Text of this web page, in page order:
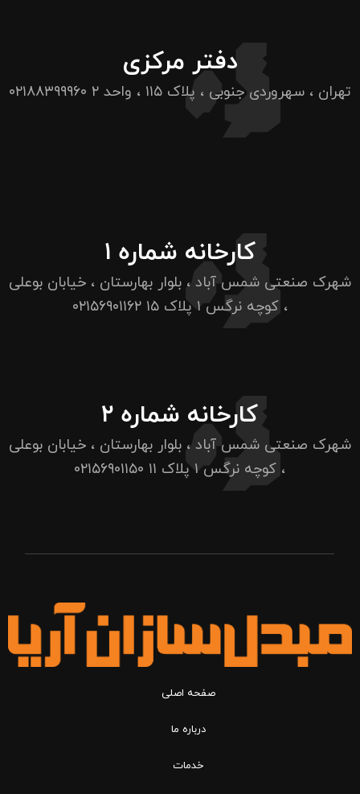
دفتر مرکزی
تهران ، سهروردی جنوبی ، پلاک ۱۱۵ ، واحد ۲
کارخانه شماره ۱
شهرک صنعتی شمس آباد ، بلوار بهارستان ، خیابان بوعلی
، کوچه نرگس ۱ پلاک ۱۵
۰۲۱۵۶۹۰۱۱۶۲
کارخانه شماره ۲
شهرک صنعتی شمس آباد ، بلوار بهارستان ، خیابان بوعلی
، کوچه نرگس ۱ پلاک ۱۱
۰۲۱۵۶۹۰۱۱۵۰
صفحه اصلی
درباره ما
خدمات